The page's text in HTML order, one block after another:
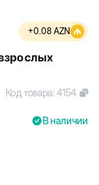
+0.08 AZN
Код товара:4154
В наличии